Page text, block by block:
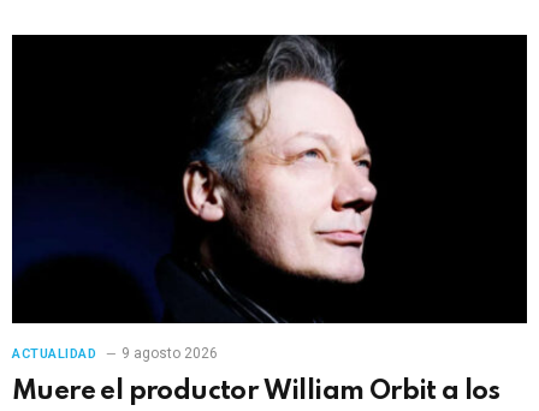
ACTUALIDAD 9 agosto 2026
Muere el productor William Orbit a los